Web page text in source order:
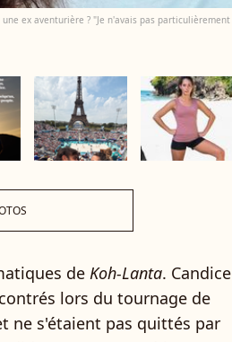
ex aventurière ? "Je n'avais pas particulièrement
de Koh-Lanta. Candice
lors du tournage de
ne s'étaient pas quittés par